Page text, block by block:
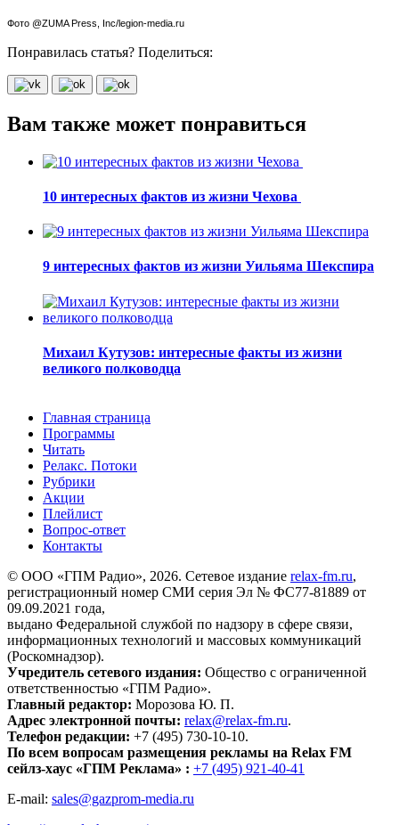
Фото @ZUMA Press, Inc/legion-media.ru
Понравилась статья? Поделиться:
Вам также может понравиться
10 интересных фактов из жизни Чехова
9 интересных фактов из жизни Уильяма Шекспира
Михаил Кутузов: интересные факты из жизни
великого полководца
Главная страница
Программы
Читать
Релакс. Потоки
Рубрики
Акции
Плейлист
Вопрос-ответ
Контакты
© ООО «ГПМ Радио», 2026. Сетевое издание relax-fm.ru,
регистрационный номер СМИ серия Эл № ФС77-81889 от
09.09.2021 года,
выдано Федеральной службой по надзору в сфере связи,
информационных технологий и массовых коммуникаций
(Роскомнадзор).
Учредитель сетевого издания: Общество с ограниченной
ответственностью «ГПМ Радио».
Главный редактор: Морозова Ю. П.
Адрес электронной почты: relax@relax-fm.ru.
Телефон редакции: +7 (495) 730-10-10.
По всем вопросам размещения рекламы на Relax FM
сейлз-хаус «ГПМ Реклама» : +7 (495) 921-40-41
E-mail: sales@gazprom-media.ru